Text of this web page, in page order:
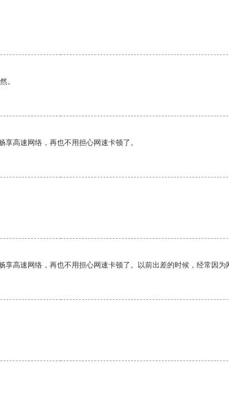
。
高速网络，再也不用担心网速卡顿了。
高速网络，再也不用担心网速卡顿了。以前出差的时候，经常因